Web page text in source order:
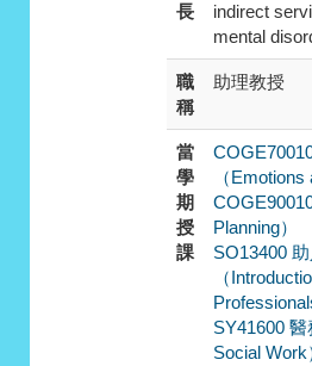
長
indirect
mental
職
稱
助理教授
當
學
期
授
課
（Emotions
Planning）
SO13400
（
SY41600
Social Work